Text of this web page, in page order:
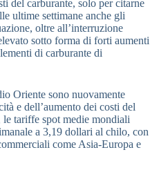
del carburante, solo per citarne
ultime settimane anche gli
oltre all’interruzione
sotto forma di forti aumenti
di carburante di
Oriente sono nuovamente
e dell’aumento dei costi del
tariffe spot medie mondiali
a 3,19 dollari al chilo, con
come Asia-Europa e